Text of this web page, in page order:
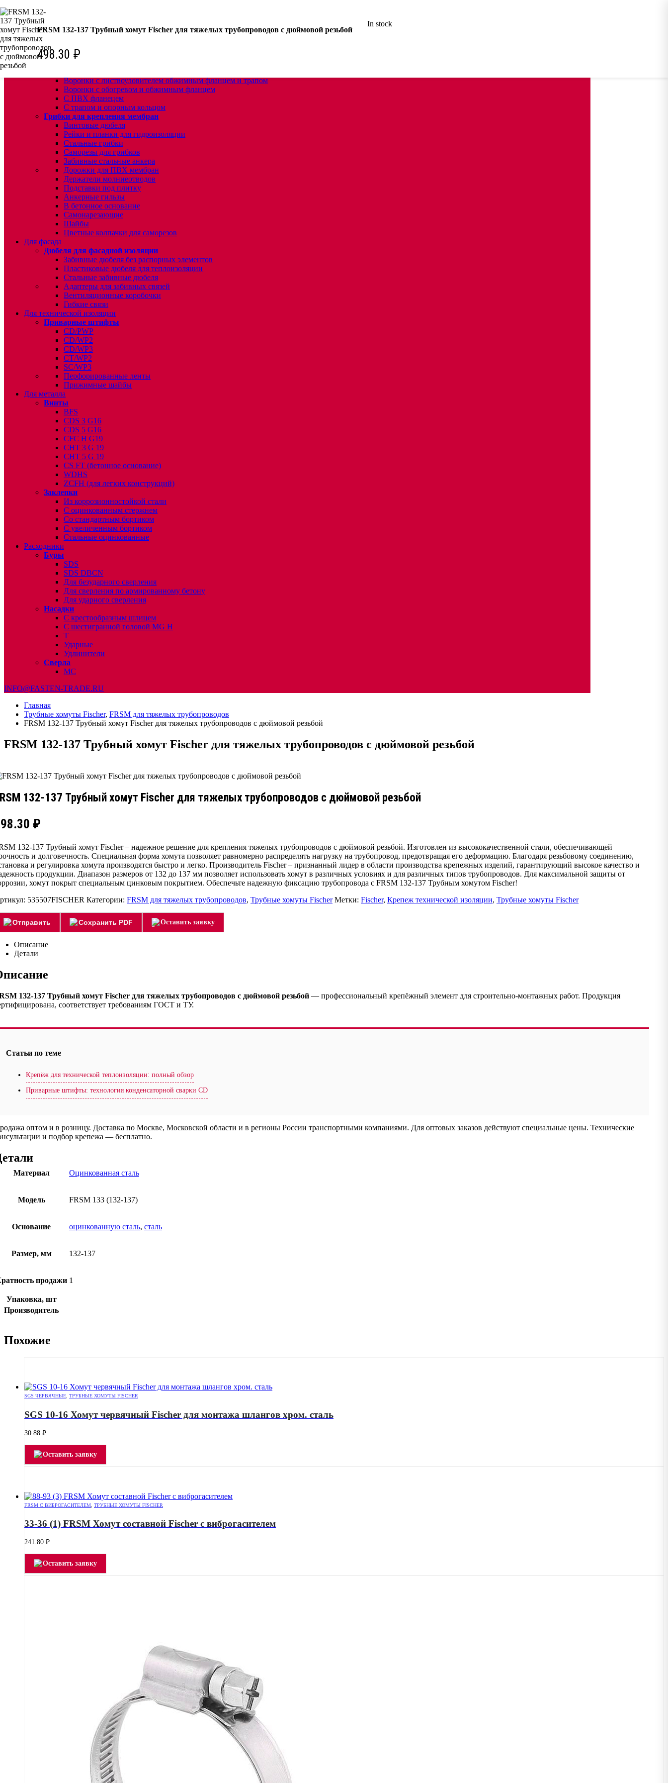
КРЕПЕЖ:
Для кровли
Водосточные воронки
Ремонтные кровельные воронки
Воронки с листвоуловителем обжимным фланцем и трапом
Воронки с обогревом и обжимным фланцем
С ПВХ фланецем
С трапом и опорным кольцом
Грибки для крепления мембран
Винтовые дюбеля
Рейки и планки для гидроизоляции
Стальные грибки
Саморезы для грибков
Забивные стальные анкера
Дорожки для ПВХ мембран
Держатели молниеотводов
Подставки под плитку
Анкерные гильзы
В бетонное основание
Самонарезающие
Шайбы
Цветные колпачки для саморезов
Для фасада
Дюбеля для фасадной изоляции
Забивные дюбеля без распорных элементов
Пластиковые дюбеля для теплоизоляции
Стальные забивные дюбеля
Адаптеры для забивных связей
Вентиляционные коробочки
Гибкие связи
Для технической изоляции
Приварные штифты
CD/PWP
CD/WP2
CD/WP3
CT/WP2
SC/WP3
Перфорированные ленты
Прижимные шайбы
Для металла
Винты
BFS
CDS 3 G16
CDS 5 G16
CFC H G19
CHT 3 G 19
CHT 5 G 19
CS FT (бетонное основание)
WDHS
ZCFH (для легких конструкций)
Заклепки
Из коррозионностойкой стали
С оцинкованным стержнем
Со стандартным бортиком
С увеличенным бортиком
Стальные оцинкованные
Расходники
Буры
SDS
SDS DBCN
Для безударного сверления
Для сверления по армированному бетону
Для ударного сверления
Насадки
С крестообразным шлицем
С шестигранной головой MG H
T
Ударные
Удлинители
Сверла
МС
INFO@FASTEN-TRADE.RU
Главная
Трубные хомуты Fischer, FRSM для тяжелых трубопроводов
FRSM 132-137 Трубный хомут Fischer для тяжелых трубопроводов с дюймовой резьбой
FRSM 132-137 Трубный хомут Fischer для тяжелых трубопроводов с дюймовой резьбой
132-137 Трубный хомут Fischer для тяжелых трубопроводов с дюймовой резьбой
FRSM 132-137 Трубный хомут Fischer для тяжелых трубопроводов с дюймовой резьбой
498.30 ₽
In stock
₽
132-137 Трубный хомут Fischer – надежное решение для крепления тяжелых трубопроводов с дюймовой резьбой. Изготовлен из высококачественной стали, обеспечивающей
и долговечность. Специальная форма хомута позволяет равномерно распределять нагрузку на трубопровод, предотвращая его деформацию. Благодаря резьбовому соединению,
и регулировка хомута производятся быстро и легко. Производитель Fischer – признанный лидер в области производства крепежных изделий, гарантирующий высокое качество и
продукции. Диапазон размеров от 132 до 137 мм позволяет использовать хомут в различных условиях и для различных типов трубопроводов. Для максимальной защиты от
хомут покрыт специальным цинковым покрытием. Обеспечьте надежную фиксацию трубопровода с FRSM 132-137 Трубным хомутом Fischer!
535507FISCHER Категории: FRSM для тяжелых трубопроводов, Трубные хомуты Fischer Метки: Fischer, Крепеж технической изоляции, Трубные хомуты Fischer
Отправить Сохранить PDF Оставить заявку
Описание
Детали
132-137 Трубный хомут Fischer для тяжелых трубопроводов с дюймовой резьбой — профессиональный крепёжный элемент для строительно-монтажных работ. Продукция
соответствует требованиям ГОСТ и ТУ.
Статьи по теме
Крепёж для технической теплоизоляции: полный обзор
Приварные штифты: технология конденсаторной сварки CD
оптом и в розницу. Доставка по Москве, Московской области и в регионы России транспортными компаниями. Для оптовых заказов действуют специальные цены. Технические
и подбор крепежа — бесплатно.
Материал Оцинкованная сталь
Модель FRSM 133 (132-137)
Основание оцинкованную сталь, сталь
Размер, мм 132-137
продажи 1
Упаковка, шт
Производитель
Похожие
SGS ЧЕРВЯЧНЫЕ ТРУБНЫЕ ХОМУТЫ FISCHER
SGS 10-16 Хомут червячный Fischer для монтажа шлангов хром. сталь
30.88 ₽
Оставить заявку
FRSM С ВИБРОГАСИТЕЛЕМ ТРУБНЫЕ ХОМУТЫ FISCHER
33-36 (1) FRSM Хомут составной Fischer с виброгасителем
241.80 ₽
Оставить заявку